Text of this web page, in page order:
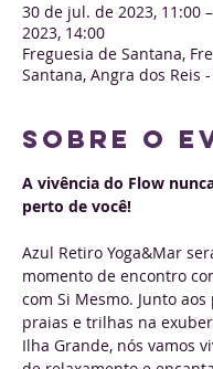
30 de jul. de 2023, 11:00
2023, 14:00
Freguesia de Santana,
Santana, Angra dos Reis -
Sobre o
A vivência do Flow
perto de você!
Azul Retiro Yoga&Mar
momento de encontro
com Si Mesmo. Junto
praias e trilhas na
Ilha Grande, nós vamos